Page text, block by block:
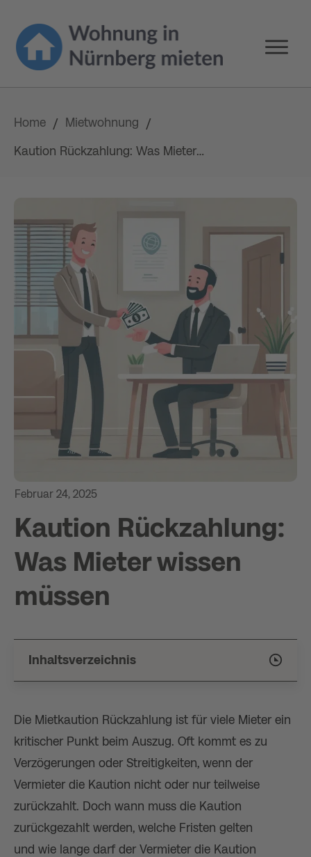
Home / Mietwohnung
/
Kaution Rückzahlung: Was Mieter wissen müssen
Februar 24, 2025
Kaution Rückzahlung:
Was Mieter wissen
müssen
Inhaltsverzeichnis
Die Mietkaution Rückzahlung ist für viele Mieter ein
kritischer Punkt beim Auszug. Oft kommt es zu
Verzögerungen oder Streitigkeiten, wenn der
Vermieter die Kaution nicht oder nur teilweise
zurückzahlt. Doch wann muss die Kaution
zurückgezahlt werden, welche Fristen gelten
und wie lange darf der Vermieter die Kaution